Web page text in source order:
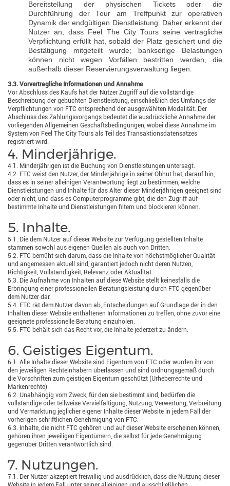
Bereitstellung der physischen Tickets oder die
Durchführung der Tour am Treffpunkt zur operativen
Dynamik der endgültigen Dienstleistung. Daher erkennt der
Nutzer an, dass Feel The City Tours seine vertragliche
Verpflichtung erfüllt hat, sobald der Platz gesichert und die
Bestätigung mitgeteilt wurde; bankseitige Belastungen
können nicht wegen Vorfällen bestritten werden, die
außerhalb dieser Reservierungsverwaltung liegen.
3.3. Vorvertragliche Informationen und Annahme
Vor Abschluss des Kaufs hat der Nutzer Zugriff auf die vollständige
Beschreibung der gebuchten Dienstleistung, einschließlich des Umfangs der
Verpflichtungen von FTC entsprechend der ausgewählten Modalität. Der
Abschluss des Zahlungsvorgangs bedeutet die ausdrückliche Annahme der
vorliegenden Allgemeinen Geschäftsbedingungen, wobei diese Annahme im
System von Feel The City Tours als Teil des Transaktionsdatensatzes
registriert wird.
4. Minderjährige.
4.1. Minderjährigen ist die Buchung von Dienstleistungen untersagt.
4.2. FTC weist den Nutzer, der Minderjährige in seiner Obhut hat, darauf hin,
dass es in seiner alleinigen Verantwortung liegt zu bestimmen, welche
Dienstleistungen und Inhalte für das Alter dieser Minderjährigen geeignet sind
oder nicht, und dass es Computerprogramme gibt, die den Zugriff auf
bestimmte Inhalte und Dienstleistungen filtern und blockieren können.
5. Inhalte.
5.1. Die dem Nutzer auf dieser Website zur Verfügung gestellten Inhalte
stammen sowohl aus eigenen Quellen als auch von Dritten.
5.2. FTC bemüht sich darum, dass die Inhalte von höchstmöglicher Qualität
und angemessen aktuell sind, garantiert jedoch nicht deren Nutzen,
Richtigkeit, Vollständigkeit, Relevanz oder Aktualität.
5.3. Die Aufnahme von Inhalten auf diese Website stellt keinesfalls die
Erbringung einer professionellen Beratungsleistung durch FTC gegenüber
dem Nutzer dar.
5.4. FTC rät dem Nutzer davon ab, Entscheidungen auf Grundlage der in den
Inhalten dieser Website enthaltenen Informationen zu treffen, ohne zuvor eine
geeignete professionelle Beratung einzuholen.
5.5. FTC behält sich das Recht vor, die Inhalte jederzeit zu ändern.
6. Geistiges Eigentum.
6.1. Alle Inhalte dieser Website sind Eigentum von FTC oder wurden ihr von
den jeweiligen Rechteinhabern überlassen und sind ordnungsgemäß durch
die Vorschriften zum geistigen Eigentum geschützt (Urheberrechte und
Markenrechte).
6.2. Unabhängig vom Zweck, für den sie bestimmt sind, bedürfen die
vollständige oder teilweise Vervielfältigung, Nutzung, Verwertung, Verbreitung
und Vermarktung jeglicher eigener Inhalte dieser Website in jedem Fall der
vorherigen schriftlichen Genehmigung von FTC.
6.3. Inhalte, die nicht FTC gehören und auf dieser Website erscheinen können,
gehören ihren jeweiligen Eigentümern, die selbst für jede Genehmigung
gegenüber Dritten verantwortlich sind.
7. Nutzungen.
7.1. Der Nutzer akzeptiert freiwillig und ausdrücklich, dass die Nutzung dieser